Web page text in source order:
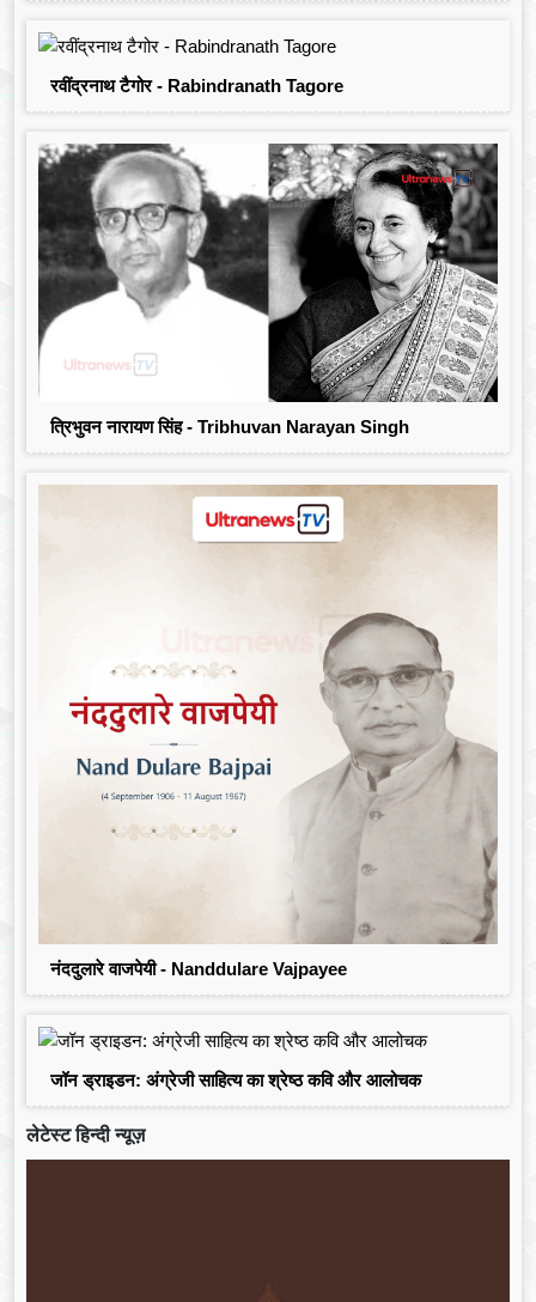
रवींद्रनाथ टैगोर - Rabindranath Tagore
त्रिभुवन नारायण सिंह - Tribhuvan Narayan Singh
नंददुलारे वाजपेयी - Nanddulare Vajpayee
जॉन ड्राइडन: अंग्रेजी साहित्य का श्रेष्ठ कवि और आलोचक
लेटेस्ट हिन्दी न्यूज़